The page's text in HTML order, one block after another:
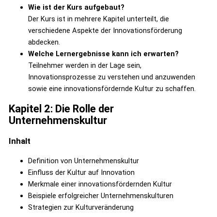
Wie ist der Kurs aufgebaut?
Der Kurs ist in mehrere Kapitel unterteilt, die
verschiedene Aspekte der Innovationsförderung
abdecken.
Welche Lernergebnisse kann ich erwarten?
Teilnehmer werden in der Lage sein,
Innovationsprozesse zu verstehen und anzuwenden
sowie eine innovationsfördernde Kultur zu schaffen.
Kapitel 2: Die Rolle der
Unternehmenskultur
Inhalt
Definition von Unternehmenskultur
Einfluss der Kultur auf Innovation
Merkmale einer innovationsfördernden Kultur
Beispiele erfolgreicher Unternehmenskulturen
Strategien zur Kulturveränderung